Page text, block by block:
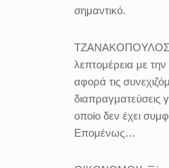
σημαντικό.
λεπτομέρεια με την
αφορά τις
διαπραγματεύσεις
οποίο δεν έχει
Επομένως…